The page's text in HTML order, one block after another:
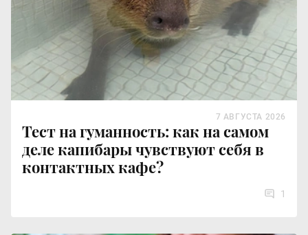
Тест на гуманность: как на самом
деле капибары чувствуют себя в
контактных кафе?
7 АВГУСТА 2026
1